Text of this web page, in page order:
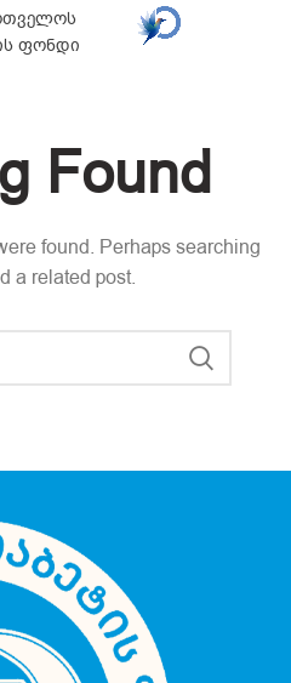
Found
found. Perhaps searching
a related post.